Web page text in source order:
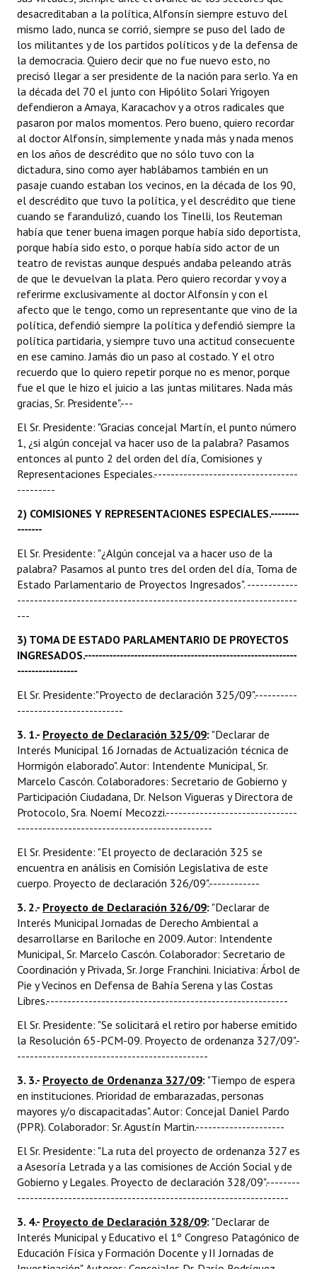
desacreditaban a la política, Alfonsín siempre estuvo del
mismo lado, nunca se corrió, siempre se puso del lado de
los militantes y de los partidos políticos y de la defensa de
la democracia. Quiero decir que no fue nuevo esto, no
precisó llegar a ser presidente de la nación para serlo. Ya en
la década del 70 el junto con Hipólito Solari Yrigoyen
defendieron a Amaya, Karacachov y a otros radicales que
pasaron por malos momentos. Pero bueno, quiero recordar
al doctor Alfonsín, simplemente y nada más y nada menos
en los años de descrédito que no sólo tuvo con la
dictadura, sino como ayer hablábamos también en un
pasaje cuando estaban los vecinos, en la década de los 90,
el descrédito que tuvo la política, y el descrédito que tiene
cuando se farandulizó, cuando los Tinelli, los Reuteman
había que tener buena imagen porque había sido deportista,
porque había sido esto, o porque había sido actor de un
teatro de revistas aunque después andaba peleando atrás
de que le devuelvan la plata. Pero quiero recordar y voy a
referirme exclusivamente al doctor Alfonsín y con el
afecto que le tengo, como un representante que vino de la
política, defendió siempre la política y defendió siempre la
política partidaria, y siempre tuvo una actitud consecuente
en ese camino. Jamás dio un paso al costado. Y el otro
recuerdo que lo quiero repetir porque no es menor, porque
fue el que le hizo el juicio a las juntas militares. Nada más
gracias, Sr. Presidente".---
El Sr. Presidente: "Gracias concejal Martín, el punto número
1, ¿si algún concejal va hacer uso de la palabra? Pasamos
entonces al punto 2 del orden del día, Comisiones y
Representaciones Especiales.----------------------------------
---------
2) COMISIONES Y REPRESENTACIONES ESPECIALES.--------
-------
El Sr. Presidente: "¿Algún concejal va a hacer uso de la
palabra? Pasamos al punto tres del orden del día, Toma de
Estado Parlamentario de Proyectos Ingresados". ------------
------------------------------------------------------------------
---
3) TOMA DE ESTADO PARLAMENTARIO DE PROYECTOS
INGRESADOS.------------------------------------------------------------
-----------------
El Sr. Presidente:"Proyecto de declaración 325/09".----------
-------------------------
3. 1.- Proyecto de Declaración 325/09: "Declarar de
Interés Municipal 16 Jornadas de Actualización técnica de
Hormigón elaborado". Autor: Intendente Municipal, Sr.
Marcelo Cascón. Colaboradores: Secretario de Gobierno y
Participación Ciudadana, Dr. Nelson Vigueras y Directora de
Protocolo, Sra. Noemí Mecozzi.-------------------------------
----------------------------------------------
El Sr. Presidente: "El proyecto de declaración 325 se
encuentra en análisis en Comisión Legislativa de este
cuerpo. Proyecto de declaración 326/09".------------
3. 2.- Proyecto de Declaración 326/09: "Declarar de
Interés Municipal Jornadas de Derecho Ambiental a
desarrollarse en Bariloche en 2009. Autor: Intendente
Municipal, Sr. Marcelo Cascón. Colaborador: Secretario de
Coordinación y Privada, Sr. Jorge Franchini. Iniciativa: Árbol de
Pie y Vecinos en Defensa de Bahía Serena y las Costas
Libres.---------------------------------------------------------
El Sr. Presidente: "Se solicitará el retiro por haberse emitido
la Resolución 65-PCM-09. Proyecto de ordenanza 327/09".-
---------------------------------------------
3. 3.- Proyecto de Ordenanza 327/09: "Tiempo de espera
en instituciones. Prioridad de embarazadas, personas
mayores y/o discapacitadas". Autor: Concejal Daniel Pardo
(PPR). Colaborador: Sr. Agustín Martin.---------------------
El Sr. Presidente: "La ruta del proyecto de ordenanza 327 es
a Asesoría Letrada y a las comisiones de Acción Social y de
Gobierno y Legales. Proyecto de declaración 328/09".--------
----------------------------------------------------------------
3. 4.- Proyecto de Declaración 328/09: "Declarar de
Interés Municipal y Educativo el 1º Congreso Patagónico de
Educación Física y Formación Docente y II Jornadas de